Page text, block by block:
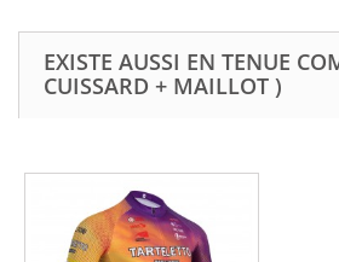
EXISTE AUSSI EN TENUE
CUISSARD + MAILLOT )